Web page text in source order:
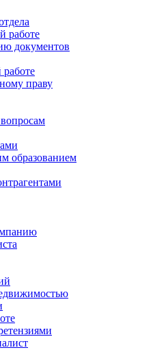
работе
документов
праву
образованием